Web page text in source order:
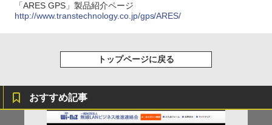
「ARES GPS」製品紹介ページ
http://www.transtechnology.co.jp/gps/ARES/
トップページに戻る
おすすめ記事